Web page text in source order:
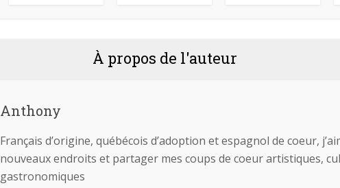
À propos de l'auteur
Anthony
Français d’origine, québécois d’adoption et espagnol de coeur,
nouveaux endroits et partager mes coups de coeur artistiques,
gastronomiques